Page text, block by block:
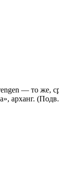
— то же,
арханг.